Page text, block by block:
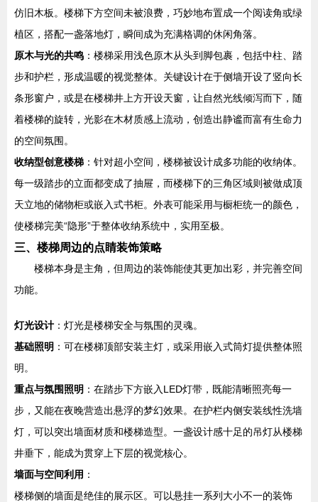
仿旧木板。楼梯下方空间未被浪费，巧妙地布置成一个阅读角或绿
植区，搭配一盏落地灯，瞬间成为充满格调的休闲角落。
原木与光的共鸣 ：楼梯采用浅色原木从头到脚包裹，包括中柱、踏
步和护栏，形成温暖的视觉整体。关键设计在于侧墙开设了竖向长
条形窗户，或是在楼梯井上方开设天窗，让自然光线倾泻而下，随
着楼梯的旋转，光影在木材质感上流动，创造出静谧而富有生命力
的空间氛围。
收纳型创意楼梯 ：针对超小空间，楼梯被设计成多功能的收纳体。
每一级踏步的立面都变成了抽屉，而楼梯下的三角区域则被做成顶
天立地的储物柜或嵌入式书柜。外表可能采用与橱柜统一的颜色，
使楼梯完美“隐形”于整体收纳系统中，实用至极。
三、楼梯周边的点睛装饰策略
楼梯本身是主角，但周边的装饰能使其更加出彩，并完善空间
功能。
灯光设计 ：灯光是楼梯安全与氛围的灵魂。
基础照明 ：可在楼梯顶部安装主灯，或采用嵌入式筒灯提供整体照
明。
重点与氛围照明 ：在踏步下方嵌入LED灯带，既能清晰照亮每一
步，又能在夜晚营造出悬浮的梦幻效果。在护栏内侧安装线性洗墙
灯，可以突出墙面材质和楼梯造型。一盏设计感十足的吊灯从楼梯
井垂下，能成为贯穿上下层的视觉核心。
墙面与空间利用 ：
楼梯侧的墙面是绝佳的展示区。可以悬挂一系列大小不一的装饰